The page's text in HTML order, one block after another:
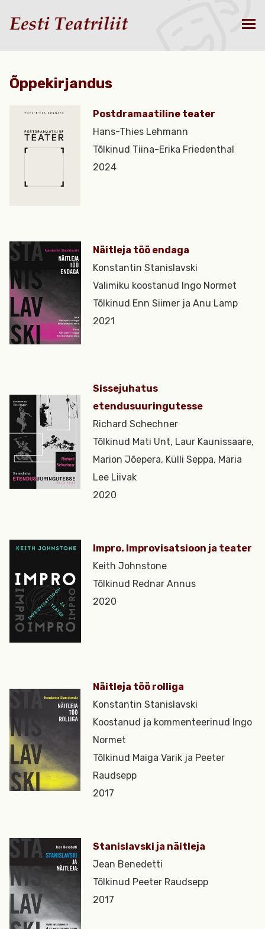
Õppekirjandus
Postdramaatiline teater
Hans-Thies Lehmann
Tõlkinud Tiina-Erika Friedenthal
2024
Näitleja töö endaga
Konstantin Stanislavski
Valimiku koostanud Ingo Normet
Tõlkinud Enn Siimer ja Anu Lamp
2021
Sissejuhatus
etendusuuringutesse
Richard Schechner
Tõlkinud Mati Unt, Laur Kaunissaare,
Marion Jõepera, Külli Seppa, Maria
Lee Liivak
2020
Impro. Improvisatsioon ja teater
Keith Johnstone
Tõlkinud Rednar Annus
2020
Näitleja töö rolliga
Konstantin Stanislavski
Koostanud ja kommenteerinud Ingo
Normet
Tõlkinud Maiga Varik ja Peeter
Raudsepp
2017
Stanislavski ja näitleja
Jean Benedetti
Tõlkinud Peeter Raudsepp
2017